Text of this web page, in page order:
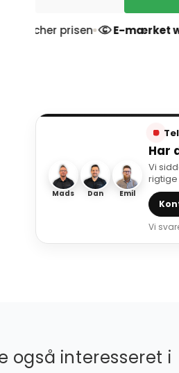
prisen E-mærket
Mads Dan Emil
Har
Vi
Vi
også interesseret i